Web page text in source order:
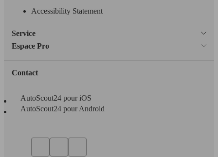
Accessibility Statement
Service
Espace Pro
Contact
AutoScout24 pour iOS
AutoScout24 pour Android